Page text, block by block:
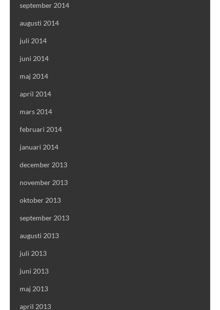
september 2014
augusti 2014
juli 2014
juni 2014
maj 2014
april 2014
mars 2014
februari 2014
januari 2014
december 2013
november 2013
oktober 2013
september 2013
augusti 2013
juli 2013
juni 2013
maj 2013
april 2013